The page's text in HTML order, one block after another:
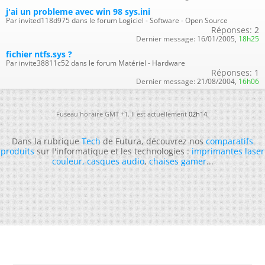
j'ai un probleme avec win 98 sys.ini
Par invited118d975 dans le forum Logiciel - Software - Open Source
Réponses: 2
Dernier message: 16/01/2005, 18h25
fichier ntfs.sys ?
Par invite38811c52 dans le forum Matériel - Hardware
Réponses: 1
Dernier message: 21/08/2004, 16h06
Fuseau horaire GMT +1. Il est actuellement02h14.
Dans la rubriqueTechde Futura, découvrez noscomparatifs
produitssur l'informatique et les technologies :imprimantes laser
couleur,casques audio,chaises gamer...